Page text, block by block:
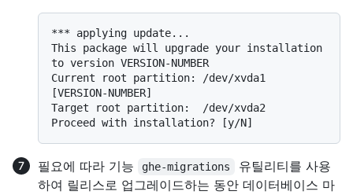
*** applying update...
This package will upgrade your installation
to version VERSION-NUMBER
Current root partition: /dev/xvda1
[VERSION-NUMBER]
Target root partition:  /dev/xvda2
필요에 따라 기능 ghe-migrations
유틸리티를 사용
하여 릴리스로 업그레이드하는 동안 데이터베이스 마